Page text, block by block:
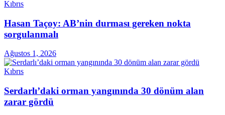
Kıbrıs
Hasan Taçoy: AB’nin durması gereken nokta
sorgulanmalı
Ağustos 1, 2026
Kıbrıs
Serdarlı’daki orman yangınında 30 dönüm alan
zarar gördü